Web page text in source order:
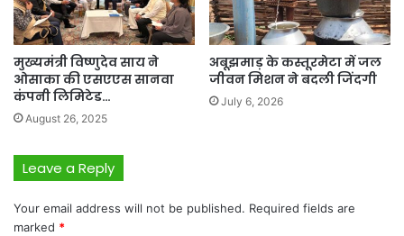
मुख्यमंत्री विष्णुदेव साय ने
ओसाका की एसएएस सानवा
कंपनी लिमिटेड…
August 26, 2025
अबूझमाड़ के कस्तूरमेटा में जल
जीवन मिशन ने बदली जिंदगी
July 6, 2026
Leave a Reply
Your email address will not be published. Required fields are
marked *